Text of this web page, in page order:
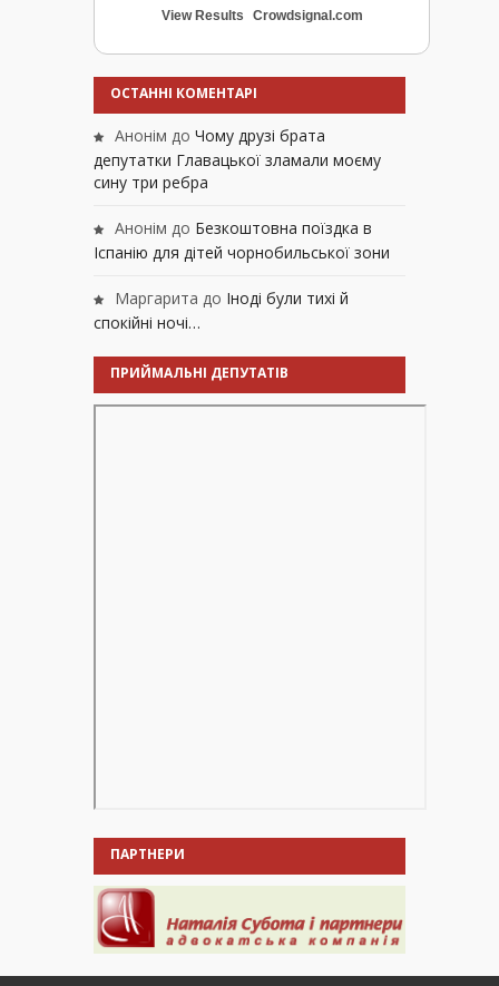
View Results Crowdsignal.com
ОСТАННІ КОМЕНТАРІ
Анонім до Чому друзі брата
депутатки Главацької зламали моєму
сину три ребра
Анонім до Безкоштовна поїздка в
Іспанію для дітей чорнобильської зони
Маргарита до Іноді були тихі й
спокійні ночі…
ПРИЙМАЛЬНІ ДЕПУТАТІВ
ПАРТНЕРИ